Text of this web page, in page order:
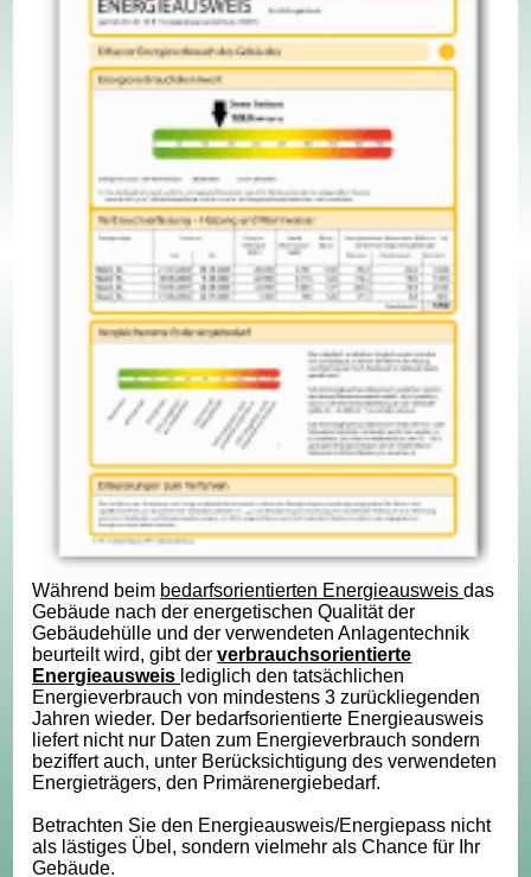
Während beim bedarfsorientierten Energieausweisdas
Gebäude nach der energetischen Qualität der
Gebäudehülle und der verwendeten Anlagentechnik
beurteilt wird, gibt derverbrauchsorientierte
Energieausweis lediglich den tatsächlichen
Energieverbrauch von mindestens 3 zurückliegenden
Jahren wieder. Der bedarfsorientierte Energieausweis
liefert nicht nur Daten zum Energieverbrauch sondern
beziffert auch, unter Berücksichtigung des verwendeten
Energieträgers, den Primärenergiebedarf.
Betrachten Sie den Energieausweis/Energiepass nicht
als lästiges Übel, sondern vielmehr als Chance für Ihr
Gebäude.